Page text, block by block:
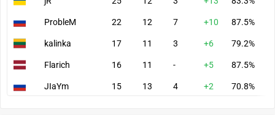
ProbleM 22 12 7 +10 87.5%
kalinka 17 11 3 +6 79.2%
Flarich 16 11 - +5 87.5%
JIaYm 15 13 4 +2 70.8%